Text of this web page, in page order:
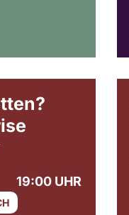
19:00 UHR